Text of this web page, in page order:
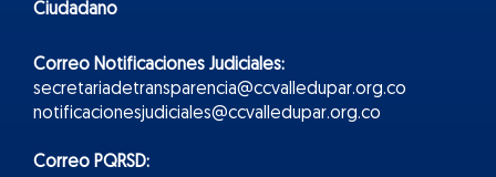
Ciudadano
Correo Notificaciones Judiciales:
secretariadetransparencia@ccvalledupar.org.co
notificacionesjudiciales@ccvalledupar.org.co
Correo PQRSD: